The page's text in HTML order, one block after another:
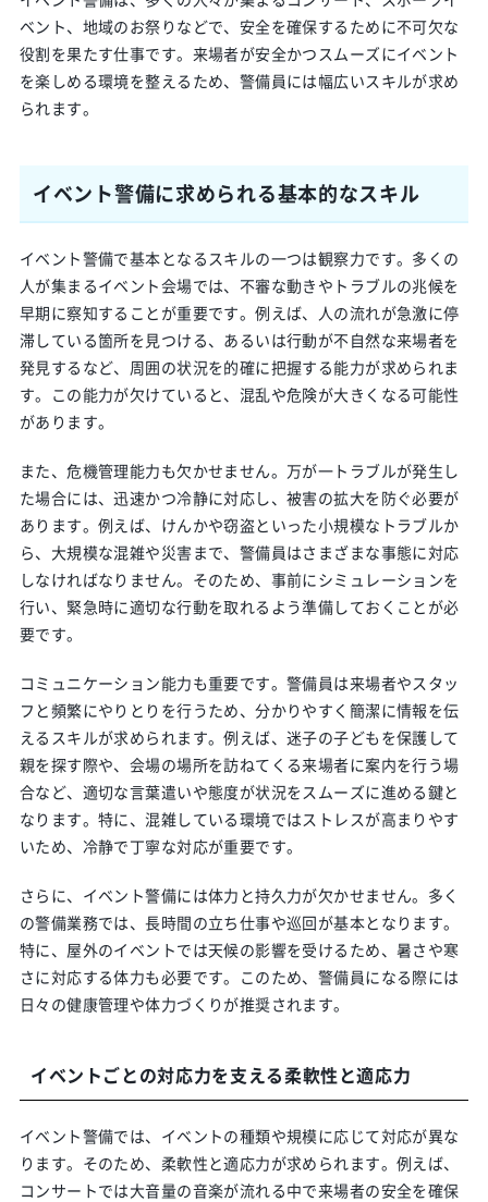
ベント、地域のお祭りなどで、安全を確保するために不可欠な
役割を果たす仕事です。来場者が安全かつスムーズにイベント
を楽しめる環境を整えるため、警備員には幅広いスキルが求め
られます。
イベント警備に求められる基本的なスキル
イベント警備で基本となるスキルの一つは観察力です。多くの
人が集まるイベント会場では、不審な動きやトラブルの兆候を
早期に察知することが重要です。例えば、人の流れが急激に停
滞している箇所を見つける、あるいは行動が不自然な来場者を
発見するなど、周囲の状況を的確に把握する能力が求められま
す。この能力が欠けていると、混乱や危険が大きくなる可能性
があります。
また、危機管理能力も欠かせません。万が一トラブルが発生し
た場合には、迅速かつ冷静に対応し、被害の拡大を防ぐ必要が
あります。例えば、けんかや窃盗といった小規模なトラブルか
ら、大規模な混雑や災害まで、警備員はさまざまな事態に対応
しなければなりません。そのため、事前にシミュレーションを
行い、緊急時に適切な行動を取れるよう準備しておくことが必
要です。
コミュニケーション能力も重要です。警備員は来場者やスタッ
フと頻繁にやりとりを行うため、分かりやすく簡潔に情報を伝
えるスキルが求められます。例えば、迷子の子どもを保護して
親を探す際や、会場の場所を訪ねてくる来場者に案内を行う場
合など、適切な言葉遣いや態度が状況をスムーズに進める鍵と
なります。特に、混雑している環境ではストレスが高まりやす
いため、冷静で丁寧な対応が重要です。
さらに、イベント警備には体力と持久力が欠かせません。多く
の警備業務では、長時間の立ち仕事や巡回が基本となります。
特に、屋外のイベントでは天候の影響を受けるため、暑さや寒
さに対応する体力も必要です。このため、警備員になる際には
日々の健康管理や体力づくりが推奨されます。
イベントごとの対応力を支える柔軟性と適応力
イベント警備では、イベントの種類や規模に応じて対応が異な
ります。そのため、柔軟性と適応力が求められます。例えば、
コンサートでは大音量の音楽が流れる中で来場者の安全を確保